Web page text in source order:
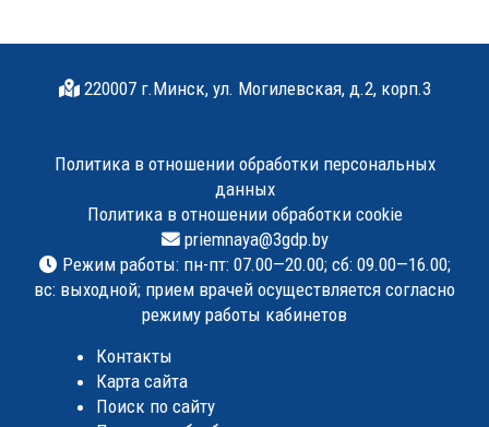
220007 г.Минск, ул. Могилевская, д.2, корп.3
Политика в отношении обработки персональных
данных
Политика в отношении обработки cookie
priemnaya@3gdp.by
Режим работы: пн-пт: 07.00—20.00; сб: 09.00—16.00;
вс: выходной; прием врачей осуществляется согласно
режиму работы кабинетов
Контакты
Карта сайта
Поиск по сайту